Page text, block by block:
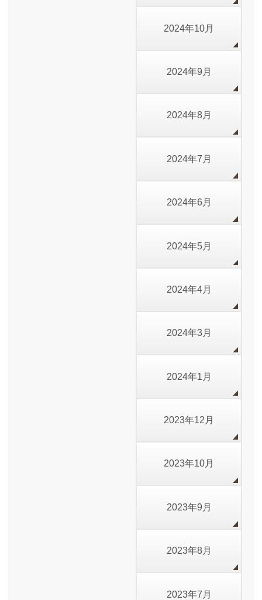
2024年10月
2024年9月
2024年8月
2024年7月
2024年6月
2024年5月
2024年4月
2024年3月
2024年1月
2023年12月
2023年10月
2023年9月
2023年8月
2023年7月